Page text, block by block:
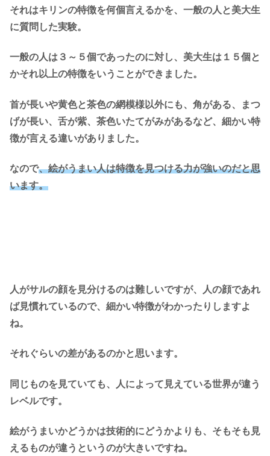
それはキリンの特徴を何個言えるかを、一般の人と美大生
に質問した実験。
一般の人は３～５個であったのに対し、美大生は１５個と
かそれ以上の特徴をいうことができました。
首が長いや黄色と茶色の網模様以外にも、角がある、まつ
げが長い、舌が紫、茶色いたてがみがあるなど、細かい特
徴が言える違いがありました。
なので、絵がうまい人は特徴を見つける力が強いのだと思
います。
人がサルの顔を見分けるのは難しいですが、人の顔であれ
ば見慣れているので、細かい特徴がわかったりしますよ
ね。
それぐらいの差があるのかと思います。
同じものを見ていても、人によって見えている世界が違う
レベルです。
絵がうまいかどうかは技術的にどうかよりも、そもそも見
えるものが違うというのが大きいですね。